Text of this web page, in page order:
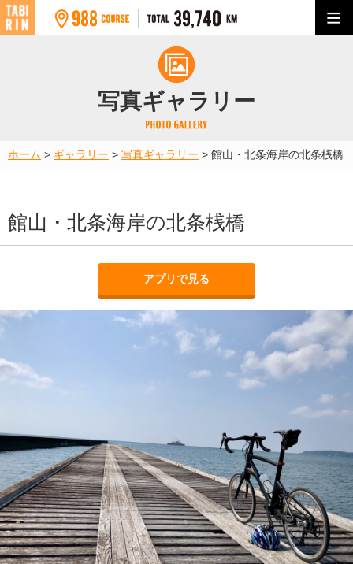
写真ギャラリー
ホーム > ギャラリー > 写真ギャラリー > 館山・北条海岸の北条桟橋
館山・北条海岸の北条桟橋
アプリで見る